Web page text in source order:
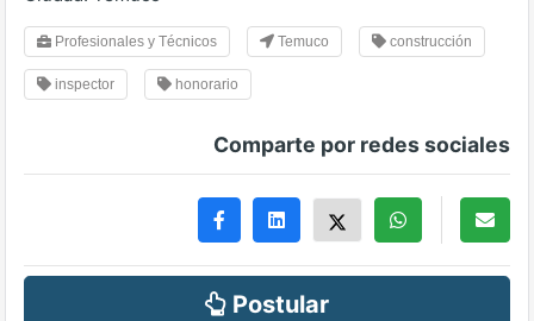
Profesionales y Técnicos Temuco construcción
inspector honorario
Comparte por redes sociales
Postular